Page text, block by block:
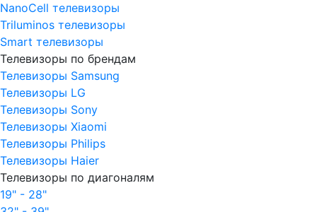
NanoCell телевизоры
Triluminos телевизоры
Smart телевизоры
Телевизоры по брендам
Телевизоры Samsung
Телевизоры LG
Телевизоры Sony
Телевизоры Xiaomi
Телевизоры Philips
Телевизоры Haier
Телевизоры по диагоналям
19" - 28"